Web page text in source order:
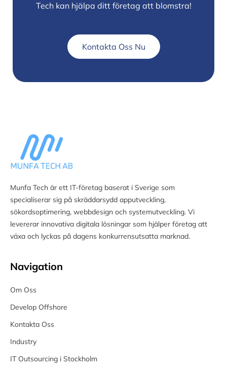
Tech kan hjälpa ditt företag att blomstra!
Kontakta Oss Nu
Munfa Tech är ett IT-företag baserat i Sverige som
specialiserar sig på skräddarsydd apputveckling,
sökordsoptimering, webbdesign och systemutveckling. Vi
levererar innovativa digitala lösningar som hjälper företag att
växa och lyckas på dagens konkurrensutsatta marknad.
Navigation
Om Oss
Develop Offshore
Kontakta Oss
Industry
IT Outsourcing i Stockholm